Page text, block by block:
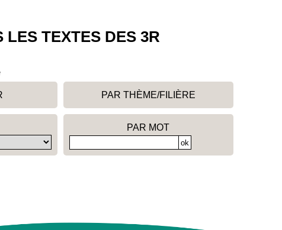
LES TEXTES DES 3R
PAR THÈME/FILIÈRE
PAR MOT